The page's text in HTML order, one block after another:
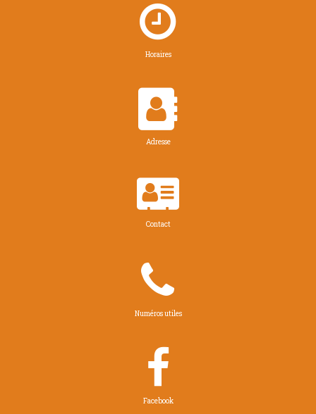

Horaires

Adresse

Contact

Numéros utiles

Facebook